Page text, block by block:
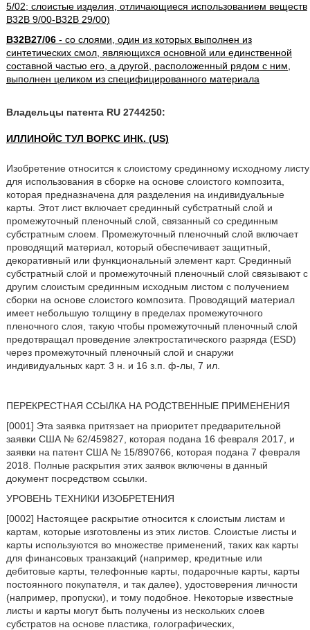
5/02; слоистые изделия, отличающиеся использованием веществ
B32B 9/00-B32B 29/00)
B32B27/06- со слоями, один из которых выполнен из
синтетических смол, являющихся основной или единственной
составной частью его, а другой, расположенный рядом с ним,
выполнен целиком из специфицированного материала
Владельцы патента RU 2744250:
ИЛЛИНОЙС ТУЛ ВОРКС ИНК. (US)
Изобретение относится к слоистому срединному исходному листу
для использования в сборке на основе слоистого композита,
которая предназначена для разделения на индивидуальные
карты. Этот лист включает срединный субстратный слой и
промежуточный пленочный слой, связанный со срединным
субстратным слоем. Промежуточный пленочный слой включает
проводящий материал, который обеспечивает защитный,
декоративный или функциональный элемент карт. Срединный
субстратный слой и промежуточный пленочный слой связывают с
другим слоистым срединным исходным листом с получением
сборки на основе слоистого композита. Проводящий материал
имеет небольшую толщину в пределах промежуточного
пленочного слоя, такую чтобы промежуточный пленочный слой
предотвращал проведение электростатического разряда (ESD)
через промежуточный пленочный слой и снаружи
индивидуальных карт. 3 н. и 16 з.п. ф-лы, 7 ил.
ПЕРЕКРЕСТНАЯ ССЫЛКА НА РОДСТВЕННЫЕ ПРИМЕНЕНИЯ
[0001] Эта заявка притязает на приоритет предварительной
заявки США № 62/459827, которая подана 16 февраля 2017, и
заявки на патент США № 15/890766, которая подана 7 февраля
2018. Полные раскрытия этих заявок включены в данный
документ посредством ссылки.
УРОВЕНЬ ТЕХНИКИ ИЗОБРЕТЕНИЯ
[0002] Настоящее раскрытие относится к слоистым листам и
картам, которые изготовлены из этих листов. Слоистые листы и
карты используются во множестве применений, таких как карты
для финансовых транзакций (например, кредитные или
дебитовые карты, телефонные карты, подарочные карты, карты
постоянного покупателя, и так далее), удостоверения личности
(например, пропуски), и тому подобное. Некоторые известные
листы и карты могут быть получены из нескольких слоев
субстратов на основе пластика, голографических,